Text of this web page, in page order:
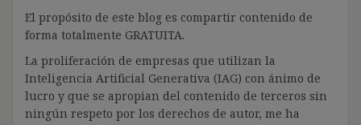
El propósito de este blog es compartir contenido de
forma totalmente GRATUITA.
La proliferación de empresas que utilizan la
Inteligencia Artificial Generativa (IAG) con ánimo de
lucro y que se apropian del contenido de terceros sin
ningún respeto por los derechos de autor, me ha